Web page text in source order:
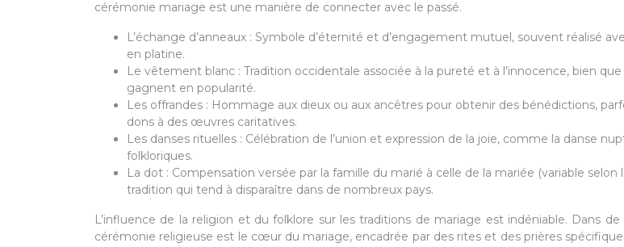
cérémonie mariage est une manière de connecter avec le passé.
L’échange d’anneaux : Symbole d’éternité et d’engagement mutuel, souvent réalisé
en platine.
Le vêtement blanc : Tradition occidentale associée à la pureté et à l’innocence, bien
gagnent en popularité.
Les offrandes : Hommage aux dieux ou aux ancêtres pour obtenir des bénédictions,
dons à des œuvres caritatives.
Les danses rituelles : Célébration de l’union et expression de la joie, comme la danse
folkloriques.
La dot : Compensation versée par la famille du marié à celle de la mariée (variable selon
tradition qui tend à disparaître dans de nombreux pays.
L’influence de la religion et du folklore sur les traditions de mariage est indéniable. Dans
cérémonie religieuse est le cœur du mariage, encadrée par des rites et des prières